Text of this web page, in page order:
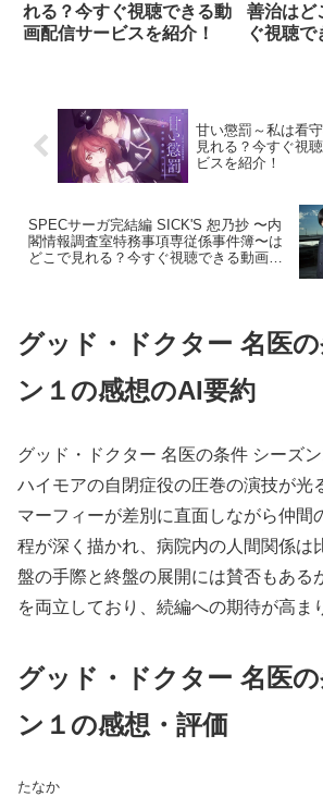
れる？今すぐ視聴できる動
画配信サービスを紹介！
善治はど
ぐ視聴で
甘い懲罰～私は看
見れる？今すぐ視
ビスを紹介！
SPECサーガ完結編 SICK'S 恕乃抄 〜内
閣情報調査室特務事項専従係事件簿〜は
どこで見れる？今すぐ視聴できる動画配
グッド・ドクター 名医
ン１の感想のAI要約
グッド・ドクター 名医の条件 シーズ
ハイモアの自閉症役の圧巻の演技が光
マーフィーが差別に直面しながら仲間
程が深く描かれ、病院内の人間関係は
盤の手際と終盤の展開には賛否もある
を両立しており、続編への期待が高ま
グッド・ドクター 名医
ン１の感想・評価
たなか